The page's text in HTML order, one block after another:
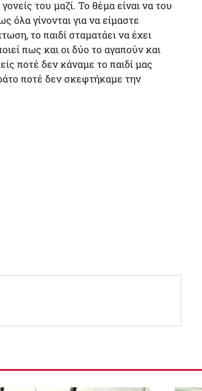
του μαζί. Το θέμα είναι να του
όλα γίνονται για να είμαστε
το παιδί σταματάει να έχει
πως και οι δύο το αγαπούν και
ποτέ δεν κάναμε το παιδί μας
ποτέ δεν σκεφτήκαμε την